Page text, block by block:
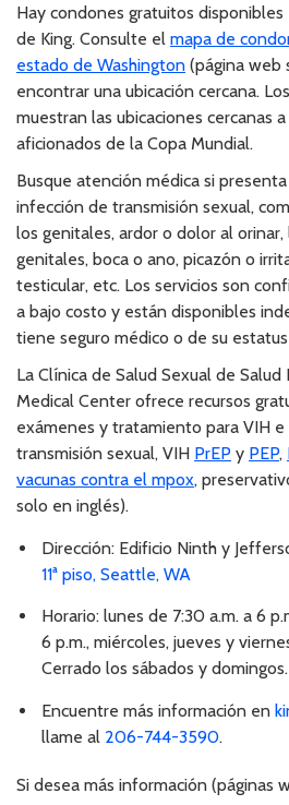
Hay condones gratuitos
de King. Consulte el mapa de
estado de Washington (página web
encontrar una ubicación cercana.
muestran las ubicaciones cercanas
aficionados de la Copa Mundial.
Busque atención médica si
infección de transmisión sexual,
los genitales, ardor o dolor al
genitales, boca o ano, picazón o
testicular, etc. Los servicios son
a bajo costo y están disponibles
tiene seguro médico o de su
La Clínica de Salud Sexual de
Medical Center ofrece recursos
exámenes y tratamiento para VIH
transmisión sexual, VIH PrEP y PEP,
vacunas contra el mpox,
solo en inglés).
Dirección: Edificio Ninth y
11ª piso, Seattle, WA
Horario: lunes de 7:30 a.m. a 6
6 p.m., miércoles, jueves y
Cerrado los sábados y domingos.
Encuentre más información en
llame al 206-744-3590.
Si desea más información (páginas